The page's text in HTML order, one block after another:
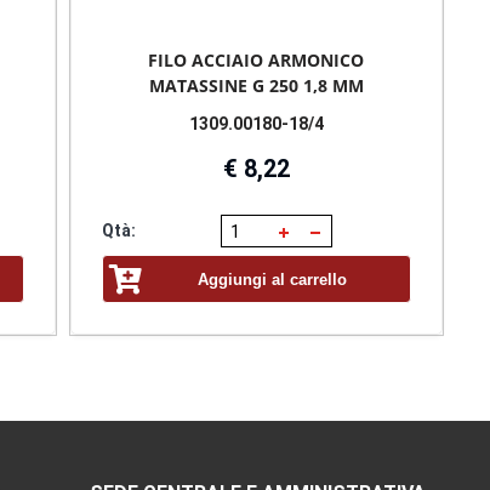
FILO ACCIAIO ARMONICO
MATASSINE G 250 1,8 MM
1309.00180-18/4
€ 8,22
Qtà:
Aggiungi al carrello